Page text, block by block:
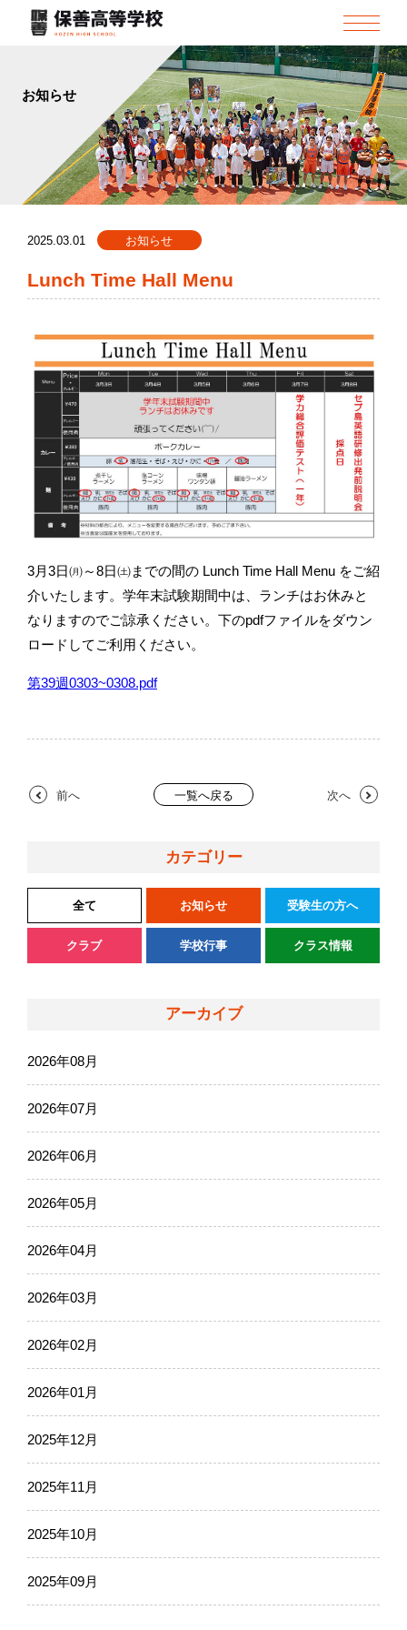
お知らせ
2025.03.01 お知らせ
Lunch Time Hall Menu
3月3日㈪～8日㈯までの間の Lunch Time Hall Menu をご紹
介いたします。学年末試験期間中は、ランチはお休みと
なりますのでご諒承ください。下のpdfファイルをダウン
ロードしてご利用ください。
第39週0303~0308.pdf
前へ 一覧へ戻る 次へ
カテゴリー
全て お知らせ 受験生の方へ
クラブ 学校行事 クラス情報
アーカイブ
2026年08月
2026年07月
2026年06月
2026年05月
2026年04月
2026年03月
2026年02月
2026年01月
2025年12月
2025年11月
2025年10月
2025年09月